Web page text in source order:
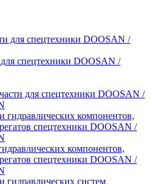
спецтехники DOOSAN /
для спецтехники DOOSAN /
компонентов,
спецтехники DOOSAN /